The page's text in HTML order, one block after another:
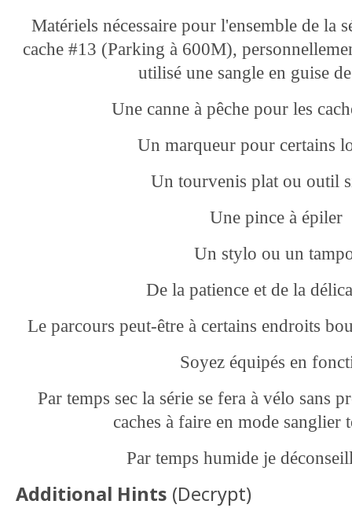
Matériels nécessaire pour l'ensemble de la
cache #13 (Parking à 600M),
utilisé une sangle en guise
Une canne à pêche pour les
Un marqueur pour certains
Un tourvenis plat ou outil
Une pince à épiler
Un stylo ou un
De la patience et de la
Le parcours peut-être à certains endroits
Soyez équipés en
Par temps sec la série se fera à vélo sans
caches à faire en mode sanglier
Par temps humide je
Additional Hints (Decrypt)